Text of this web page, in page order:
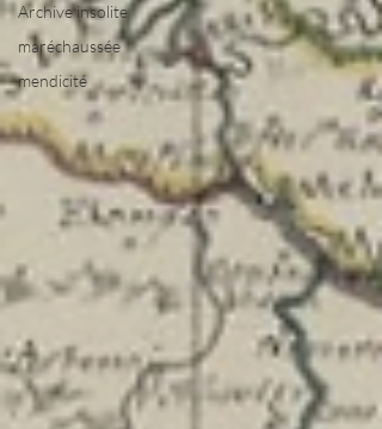
Archive insolite
maréchaussée
mendicité